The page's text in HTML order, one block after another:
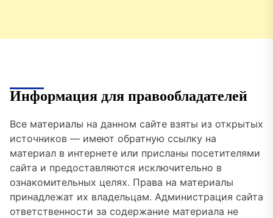
Информация для правообладателей
Все материалы на данном сайте взяты из открытых
источников — имеют обратную ссылку на
материал в интернете или присланы посетителями
сайта и предоставляются исключительно в
ознакомительных целях. Права на материалы
принадлежат их владельцам. Администрация сайта
ответственности за содержание материала не